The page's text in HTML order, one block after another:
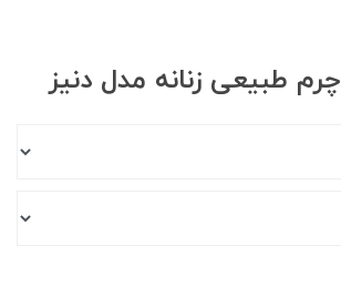
طبیعی زنانه مدل دنیز